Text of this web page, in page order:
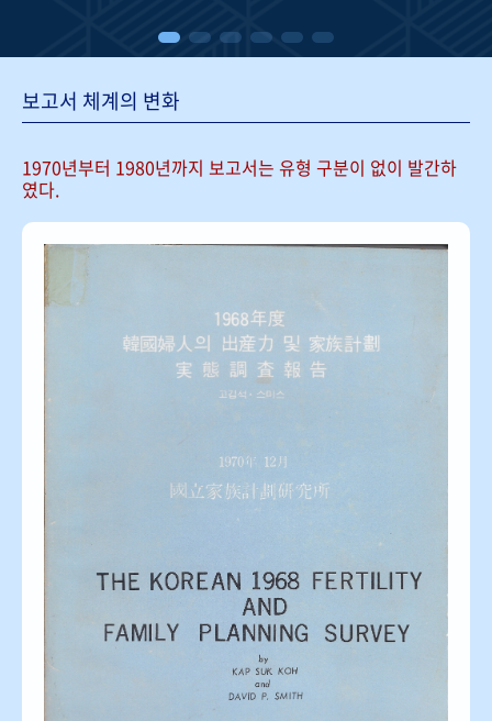
보고서 체계의 변화
1970년부터 1980년까지 보고서는 유형 구분이 없이 발간하
였다.